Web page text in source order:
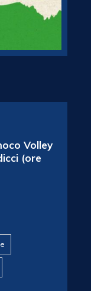
Volley
(ore